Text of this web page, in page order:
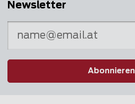
Newsletter
Abonnieren